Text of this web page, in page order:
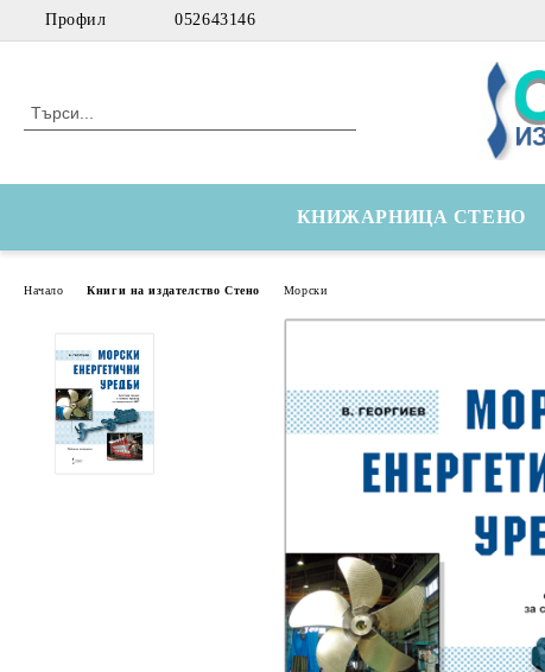
Профил 052643146
КНИЖАРНИЦА СТЕНО
Начало Книги на издателство Стено Морски